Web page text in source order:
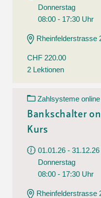
Donnerstag
08:00 - 17:30 Uhr
Rheinfelderstrasse
CHF 220.00
2 Lektionen
Zahlsysteme
Bankschalter
Kurs
01.01.26 - 31.12.26
Donnerstag
08:00 - 17:30 Uhr
Rheinfelderstrasse